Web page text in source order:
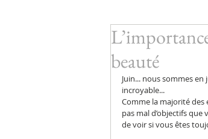
beauté
Juin... nous sommes en
incroyable...
Comme la majorité des
pas mal d’objectifs
de voir si vous êtes